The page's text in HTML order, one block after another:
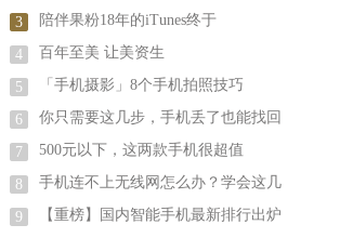
3 陪伴果粉18年的iTunes终于
4 百年至美 让美资生
5 「手机摄影」8个手机拍照技巧
6 你只需要这几步，手机丢了也能找回
7 500元以下，这两款手机很超值
8 手机连不上无线网怎么办？学会这几
9 【重榜】国内智能手机最新排行出炉